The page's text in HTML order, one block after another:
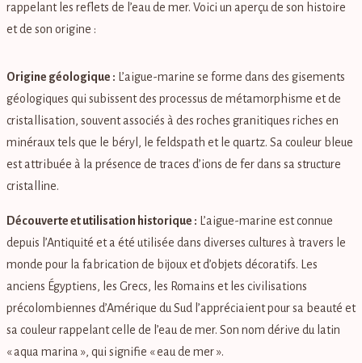
rappelant les reflets de l’eau de mer. Voici un aperçu de son histoire
et de son origine :
Origine géologique : L’aigue-marine se forme dans des gisements
géologiques qui subissent des processus de métamorphisme et de
cristallisation, souvent associés à des roches granitiques riches en
minéraux tels que le béryl, le feldspath et le quartz. Sa couleur bleue
est attribuée à la présence de traces d’ions de fer dans sa structure
cristalline.
Découverte et utilisation historique : L’aigue-marine est connue
depuis l’Antiquité et a été utilisée dans diverses cultures à travers le
monde pour la fabrication de bijoux et d’objets décoratifs. Les
anciens Égyptiens, les Grecs, les Romains et les civilisations
précolombiennes d’Amérique du Sud l’appréciaient pour sa beauté et
sa couleur rappelant celle de l’eau de mer. Son nom dérive du latin
« aqua marina », qui signifie « eau de mer ».